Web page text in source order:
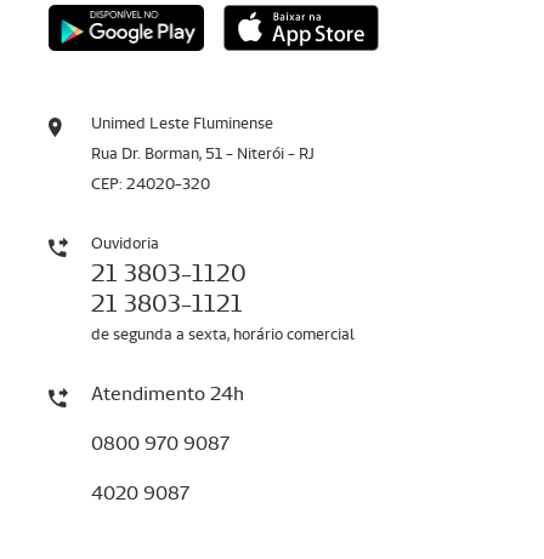
Unimed Leste Fluminense
Rua Dr. Borman, 51 - Niterói - RJ
CEP: 24020-320
Ouvidoria
21 3803-1120
21 3803-1121
de segunda a sexta, horário comercial
Atendimento 24h
0800 970 9087
4020 9087